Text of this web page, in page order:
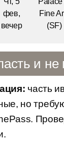
фев,
вечер
Fine
(SF)
и не
часть
но